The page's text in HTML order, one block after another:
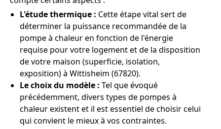
L'étude thermique : Cette étape vital sert de
déterminer la puissance recommandée de la
pompe à chaleur en fonction de l'énergie
requise pour votre logement et de la disposition
de votre maison (superficie, isolation,
exposition) à Wittisheim (67820).
Le choix du modèle : Tel que évoqué
précédemment, divers types de pompes à
chaleur existent et il est essentiel de choisir celui
qui convient le mieux à vos contraintes.